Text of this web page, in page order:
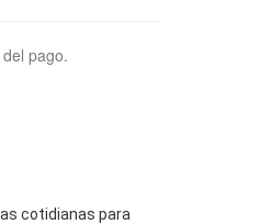
pago.
cotidianas para